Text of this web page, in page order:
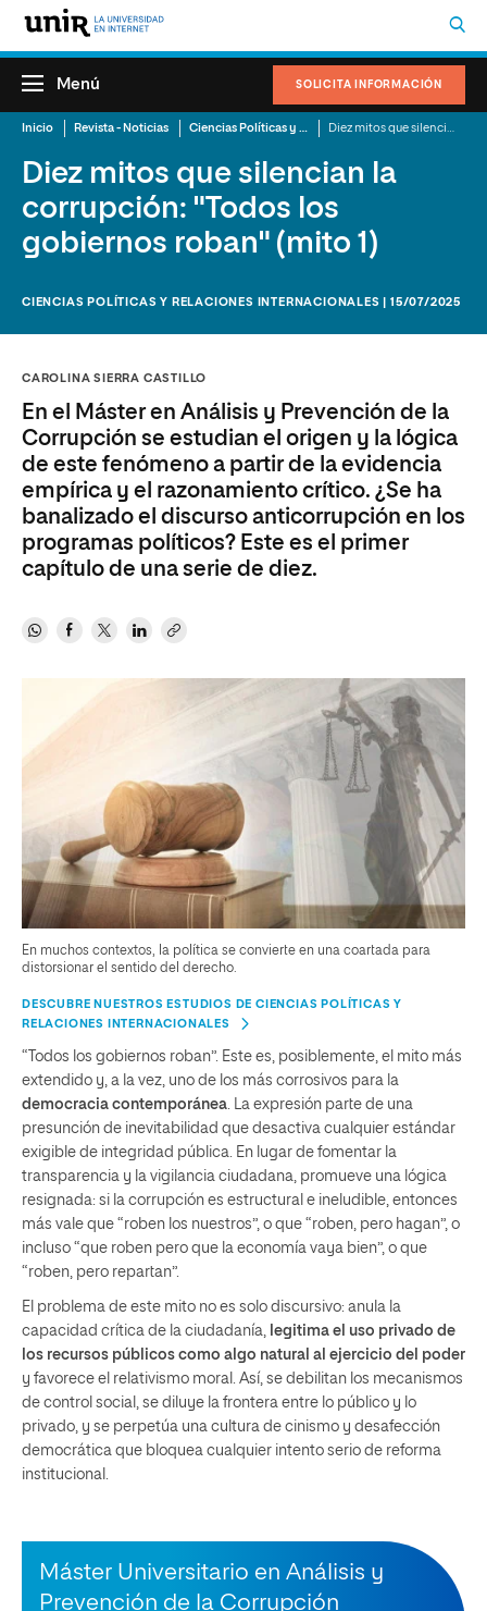
SOLICITA INFORMACIÓN
Menú
Inicio Revista - Noticias Ciencias Políticas y Relaciones Internacionales
Diez mitos que silencian la
corrupción: "Todos los
gobiernos roban" (mito 1)
CIENCIAS POLÍTICAS Y RELACIONES INTERNACIONALES | 15/07/2025
CAROLINA SIERRA CASTILLO
En el Máster en Análisis y Prevención de la
Corrupción se estudian el origen y la lógica
de este fenómeno a partir de la evidencia
empírica y el razonamiento crítico. ¿Se ha
banalizado el discurso anticorrupción en los
programas políticos? Este es el primer
capítulo de una serie de diez.
En muchos contextos, la política se convierte en una coartada para
distorsionar el sentido del derecho.
DESCUBRE NUESTROS ESTUDIOS DE CIENCIAS POLÍTICAS Y
RELACIONES INTERNACIONALES
“Todos los gobiernos roban”. Este es, posiblemente, el mito más
extendido y, a la vez, uno de los más corrosivos para la
democracia contemporánea . La expresión parte de una
presunción de inevitabilidad que desactiva cualquier estándar
exigible de integridad pública. En lugar de fomentar la
transparencia y la vigilancia ciudadana, promueve una lógica
resignada: si la corrupción es estructural e ineludible, entonces
más vale que “roben los nuestros”, o que “roben, pero hagan”, o
incluso “que roben pero que la economía vaya bien”, o que
“roben, pero repartan”.
El problema de este mito no es solo discursivo: anula la
capacidad crítica de la ciudadanía,
legitima el uso privado de
los recursos públicos como algo natural al ejercicio del poder
y favorece el relativismo moral. Así, se debilitan los mecanismos
de control social, se diluye la frontera entre lo público y lo
privado, y se perpetúa una cultura de cinismo y desafección
democrática que bloquea cualquier intento serio de reforma
institucional.
Máster Universitario en Análisis y
Prevención de la Corrupción